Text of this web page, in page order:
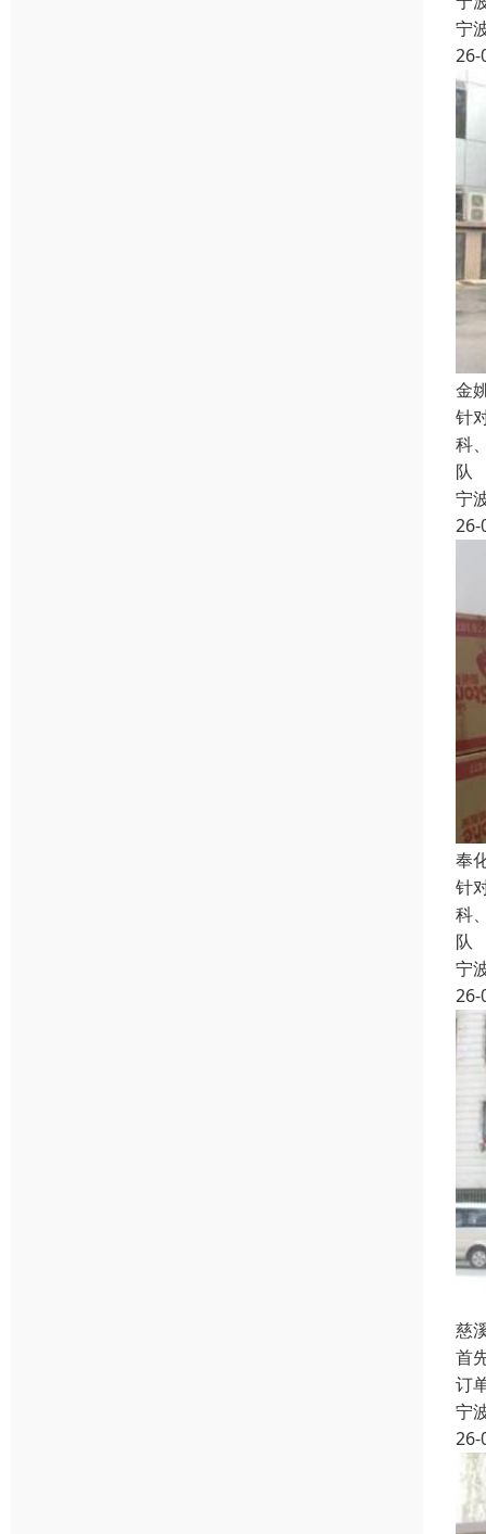
宁
26-
金
针
科
队
宁
26-
奉
针
科
队
宁
26-
慈
首
订
宁
26-